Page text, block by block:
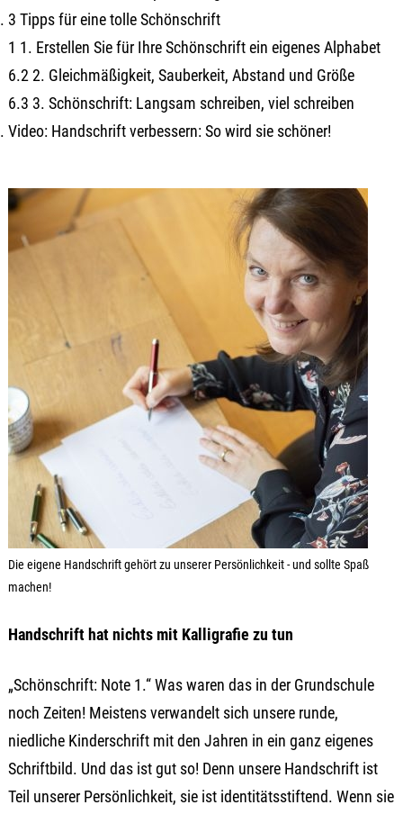
3 Tipps für eine tolle Schönschrift
1 1. Erstellen Sie für Ihre Schönschrift ein eigenes Alphabet
6.2 2. Gleichmäßigkeit, Sauberkeit, Abstand und Größe
6.3 3. Schönschrift: Langsam schreiben, viel schreiben
Video: Handschrift verbessern: So wird sie schöner!
Die eigene Handschrift gehört zu unserer Persönlichkeit - und sollte Spaß
machen!
Handschrift hat nichts mit Kalligrafie zu tun
„Schönschrift: Note 1.“ Was waren das in der Grundschule
noch Zeiten! Meistens verwandelt sich unsere runde,
niedliche Kinderschrift mit den Jahren in ein ganz eigenes
Schriftbild. Und das ist gut so! Denn unsere Handschrift ist
Teil unserer Persönlichkeit, sie ist identitätsstiftend. Wenn sie